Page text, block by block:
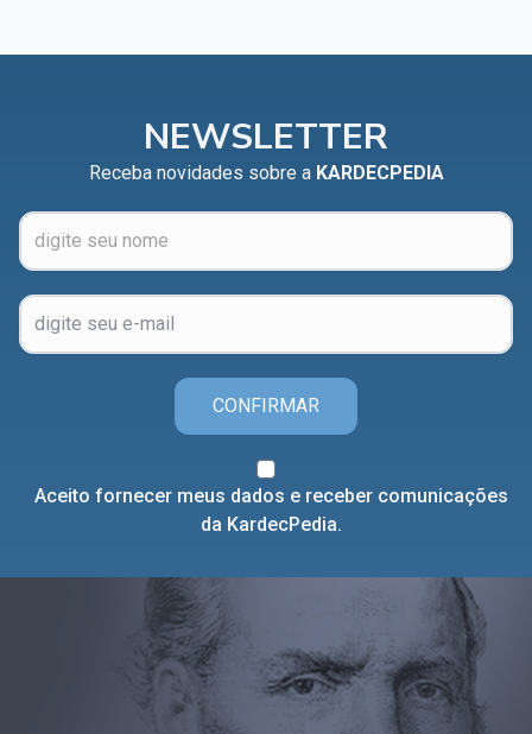
NEWSLETTER
Receba novidades sobre a KARDECPEDIA
CONFIRMAR
Aceito fornecer meus dados e receber comunicações
da KardecPedia.